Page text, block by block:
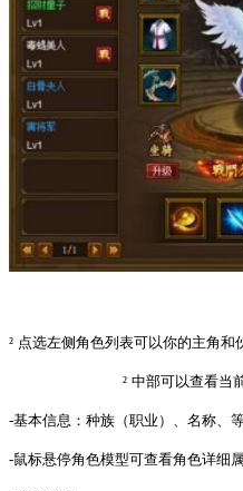
² 点选左侧角色列表可以你的主角和
² 中部可以查看当
-基本信息：种族（职业）、名称、
-鼠标悬停角色模型可查看角色详细